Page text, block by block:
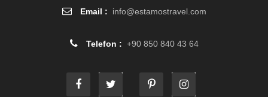
Email : info@estamostravel.com
Telefon : +90 850 840 43 64